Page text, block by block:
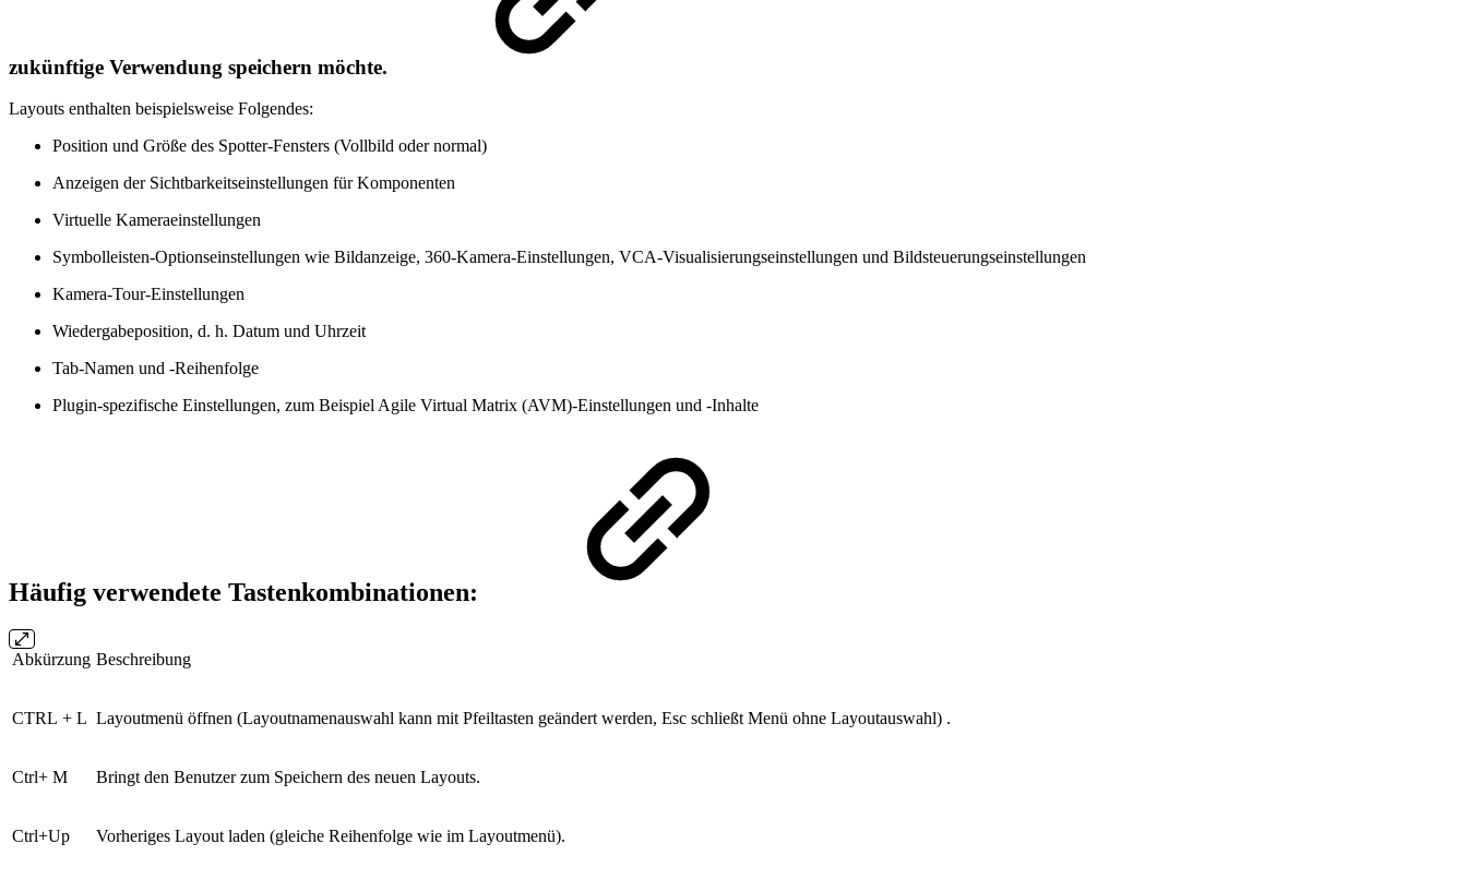
zukünftige Verwendung speichern möchte.
Layouts enthalten beispielsweise Folgendes:
Position und Größe des Spotter-Fensters (Vollbild oder normal)
Anzeigen der Sichtbarkeitseinstellungen für Komponenten
Virtuelle Kameraeinstellungen
Symbolleisten-Optionseinstellungen wie Bildanzeige, 360-Kamera-Einstellungen, VCA-Visualisierungseinstellungen und Bildsteuerungseinstellungen
Kamera-Tour-Einstellungen
Wiedergabeposition, d. h. Datum und Uhrzeit
Tab-Namen und -Reihenfolge
Plugin-spezifische Einstellungen, zum Beispiel Agile Virtual Matrix (AVM)-Einstellungen und -Inhalte
Häufig verwendete Tastenkombinationen:
Abkürzung Beschreibung
CTRL + L Layoutmenü öffnen (Layoutnamenauswahl kann mit Pfeiltasten geändert werden, Esc schließt Menü ohne Layoutauswahl) .
Ctrl+ M Bringt den Benutzer zum Speichern des neuen Layouts.
Ctrl+Up Vorheriges Layout laden (gleiche Reihenfolge wie im Layoutmenü).